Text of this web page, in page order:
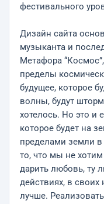
фестивального
Дизайн сайта
музыканта и
Метафора
пределы
будущее, которое
волны, будут
хотелось. Но это и
которое будет на
пределами земли
то, что мы не хотим
дарить любовь, ту
действиях, в своих
лучше.